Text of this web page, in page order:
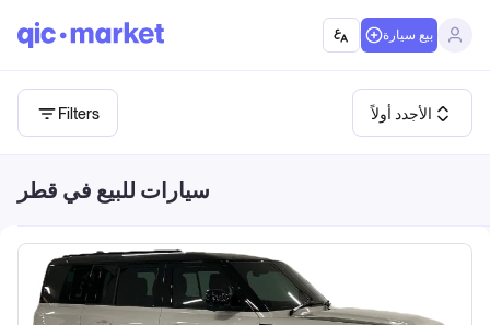
بيع سيارة
Filters الأجدد أولاً
سيارات للبيع في قطر